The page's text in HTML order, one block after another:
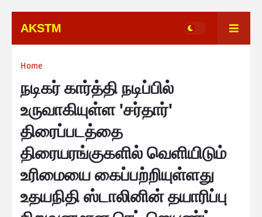
AKSTM
Home
நடிகர் கார்த்தி நடிப்பில்
உருவாகியுள்ள 'சர்தார்'
திரைப்படத்தை
திரையரங்குகளில் வெளியிடும்
உரிமையை கைப்பற்றியுள்ளது
உதயநிதி ஸ்டாலினின் தயாரிப்பு